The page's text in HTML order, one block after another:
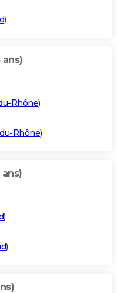
)
ans)
Rhône)
Rhône)
ans)
)
)